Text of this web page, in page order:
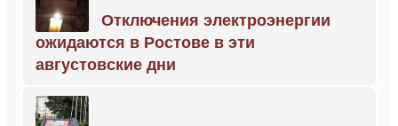
Отключения электроэнергии
ожидаются в Ростове в эти
августовские дни